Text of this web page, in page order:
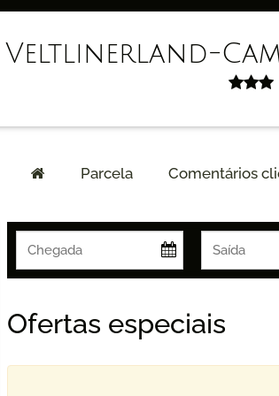
Veltlinerland-
Parcela Comentários
Ofertas especiais